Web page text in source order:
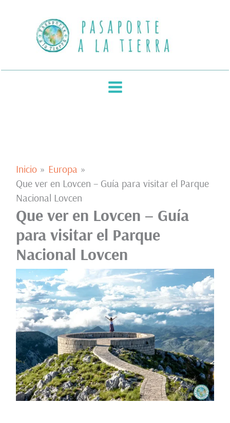
contenido
Inicio
Europa
Que ver en Lovcen – Guía para visitar el Parque
Nacional Lovcen
Que ver en Lovcen – Guía
para visitar el Parque
Nacional Lovcen